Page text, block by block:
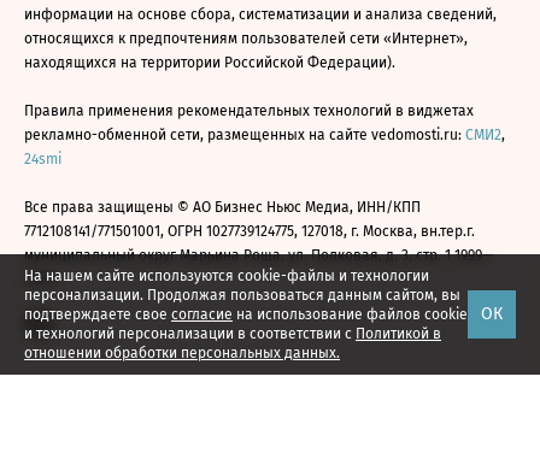
На нашем сайте используются cookie-файлы и технологии
персонализации. Продолжая пользоваться данным сайтом, вы
подтверждаете свое согласие на использование файлов cookie
и технологий персонализации в соответствии с Политикой в
отношении обработки персональных данных.
ОК
информации на основе сбора, систематизации и анализа сведений,
относящихся к предпочтениям пользователей сети «Интернет»,
находящихся на территории Российской Федерации).
Правила применения рекомендательных технологий в виджетах
рекламно-обменной сети, размещенных на сайте vedomosti.ru: СМИ2,
24smi
Все права защищены © АО Бизнес Ньюс Медиа, ИНН/КПП
7712108141/771501001, ОГРН 1027739124775, 127018, г. Москва, вн.тер.г.
муниципальный округ Марьина Роща, ул. Полковая, д. 3, стр. 1 1999—
2026